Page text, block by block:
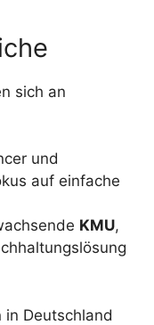
sich an
und
auf einfache
KMU,
in Deutschland